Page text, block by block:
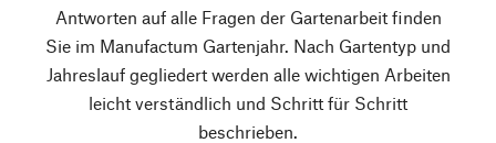
Antworten auf alle Fragen der Gartenarbeit finden
Sie im Manufactum Gartenjahr. Nach Gartentyp und
Jahreslauf gegliedert werden alle wichtigen Arbeiten
leicht verständlich und Schritt für Schritt
beschrieben.